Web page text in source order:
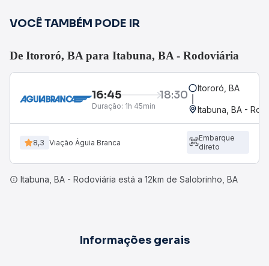
VOCÊ TAMBÉM PODE IR
De Itororó, BA para Itabuna, BA - Rodoviária
16:45 18:30
Duração: 1h 45min
Itororó, BA
Itabuna, BA -
8,3 Viação Águia Branca
Embarque
direto
Itabuna, BA - Rodoviária está a 12km de Salobrinho, BA
Informações gerais